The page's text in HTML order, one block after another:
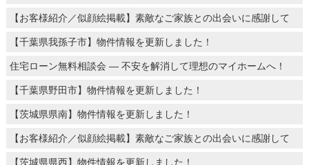
【お客様紹介／似顔絵掲載】素敵なご家族との出会いに感謝して
【千葉県我孫子市】物件情報を更新しました！
住宅ローン無料相談会 ― 不安を解消して理想のマイホームへ！
【千葉県野田市】物件情報を更新しました！
【茨城県県南】物件情報を更新しました！
【お客様紹介／似顔絵掲載】素敵なご家族との出会いに感謝して
【茨城県県西】物件情報を更新しました！